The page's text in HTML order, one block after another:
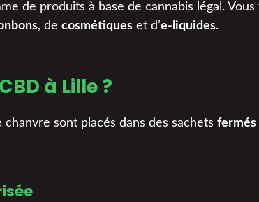
de produits à base de cannabis légal.
, de cosmétiques et d’e-liquides.
à Lille ?
chanvre sont placés dans des sachets